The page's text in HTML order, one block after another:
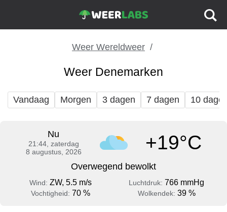
Weer Wereldweer
Weer Denemarken
Vandaag Morgen 3 dagen 7 dagen 10
Nu
21:44, zaterdag
8 augustus, 2026
+19°C
Overwegend bewolkt
Wind: ZW, 5.5 m/s Luchtdruk: 766 mmHg
Vochtigheid: 70 % Wolkendek: 39 %